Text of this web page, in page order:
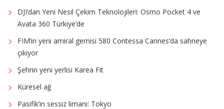
DJI’dan Yeni Nesil Çekim Teknolojileri: Osmo Pocket 4 ve
Avata 360 Türkiye’de
FIM’in yeni amiral gemisi 580 Contessa Cannes’da sahneye
çıkıyor
Şehrin yeni yerlisi Karea Fit
Küresel ağ
Pasifik’in sessiz limanı: Tokyo